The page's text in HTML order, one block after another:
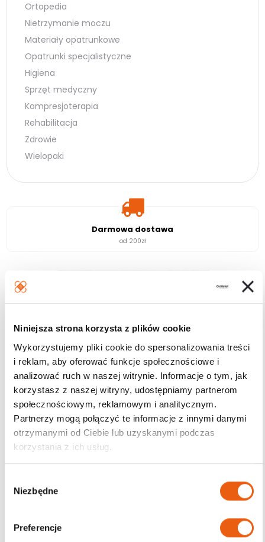
Niniejsza strona korzysta z plików cookie
Wykorzystujemy pliki cookie do spersonalizowania treści
i reklam, aby oferować funkcje społecznościowe i
analizować ruch w naszej witrynie. Informacje o tym, jak
korzystasz z naszej witryny, udostępniamy partnerom
społecznościowym, reklamowym i analitycznym.
Partnerzy mogą połączyć te informacje z innymi danymi
otrzymanymi od Ciebie lub uzyskanymi podczas
korzystania z ich usług.
Niezbędne
Preferencje
Ortopedia
Nietrzymanie moczu
Materiały opatrunkowe
Opatrunki specjalistyczne
Higiena
Sprzęt medyczny
Kompresjoterapia
Rehabilitacja
Zdrowie
Wielopaki
Darmowa dostawa
od 200zł